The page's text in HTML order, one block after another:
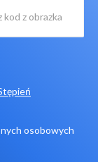
osobowych